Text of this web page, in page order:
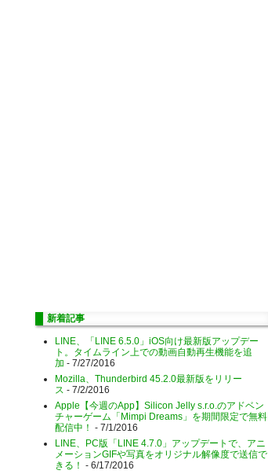
新着記事
LINE、「LINE 6.5.0」iOS向け最新版アップデー
ト。タイムライン上での動画自動再生機能を追
加 - 7/27/2016
Mozilla、Thunderbird 45.2.0最新版をリリー
ス - 7/2/2016
Apple【今週のApp】Silicon Jelly s.r.o.のアドベン
チャーゲーム「Mimpi Dreams」を期間限定で無料
配信中！ - 7/1/2016
LINE、PC版「LINE 4.7.0」アップデートで、アニ
メーションGIFや写真をオリジナル解像度で送信で
きる！ - 6/17/2016